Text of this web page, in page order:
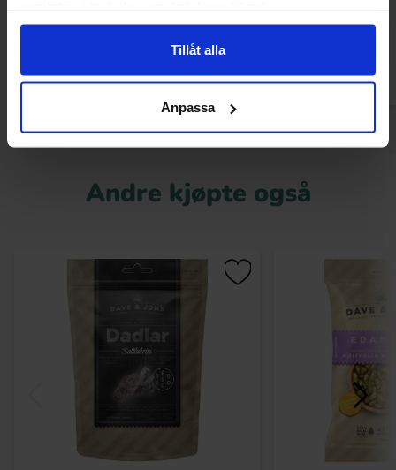
Tillåt alla
Anpassa
Andre kjøpte også